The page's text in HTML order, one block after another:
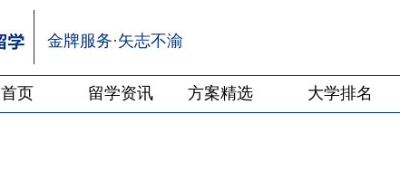
金牌服务·矢志不渝
首页 留学资讯 方案精选 大学排名